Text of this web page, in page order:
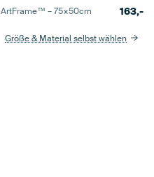
ArtFrame™ –75×50cm 163,-
Größe & Material selbst wählen